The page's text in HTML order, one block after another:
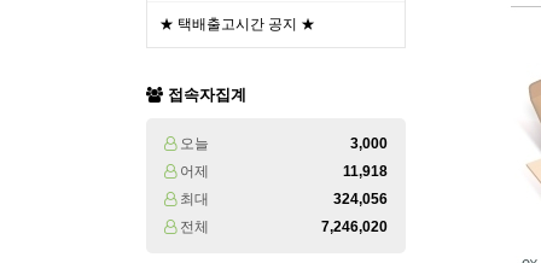
★ 택배출고시간 공지 ★
접속자집계
오늘
3,000
어제
11,918
최대
324,056
전체
7,246,020